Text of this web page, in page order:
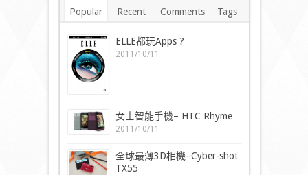
Popular Recent Comments Tags
ELLE都玩Apps ?
2011/10/11
女士智能手機– HTC Rhyme
2011/10/11
全球最薄3D相機–Cyber-shot
TX55